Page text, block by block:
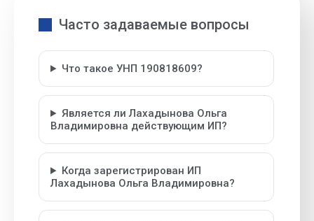
Часто задаваемые вопросы
Что такое УНП 190818609?
Является ли Лахадынова Ольга
Владимировна действующим ИП?
Когда зарегистрирован ИП
Лахадынова Ольга Владимировна?